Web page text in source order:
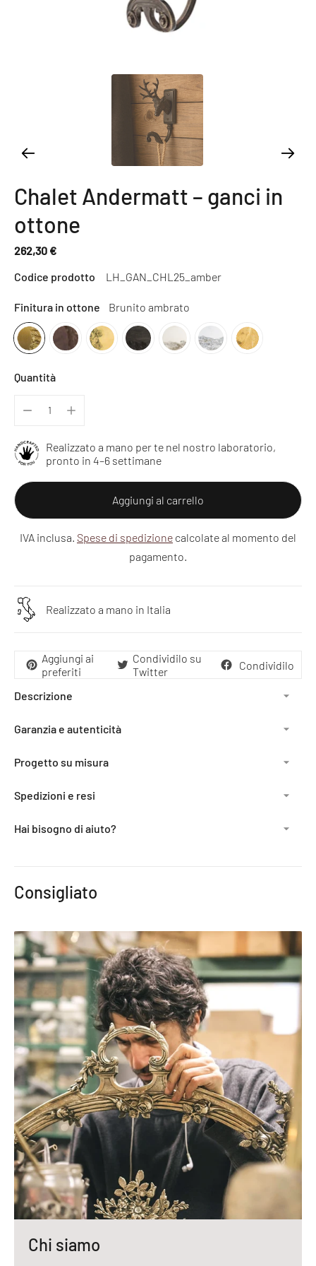
Chalet Andermatt – ganci in
ottone
262,30 €
Prezzo
normale
Codice prodotto LH_GAN_CHL25_amber
Finitura in ottone Brunito ambrato
Quantità
Realizzato a mano per te nel nostro laboratorio,
pronto in 4–6 settimane
Aggiungi al carrello
IVA inclusa. Spese di spedizione calcolate al momento del
pagamento.
Realizzato a mano in Italia
Aggiungi ai
preferiti
Condividilo su
Twitter
Condividilo
Descrizione
Garanzia e autenticità
Progetto su misura
Spedizioni e resi
Hai bisogno di aiuto?
prodotto
Consigliato
Chi siamo